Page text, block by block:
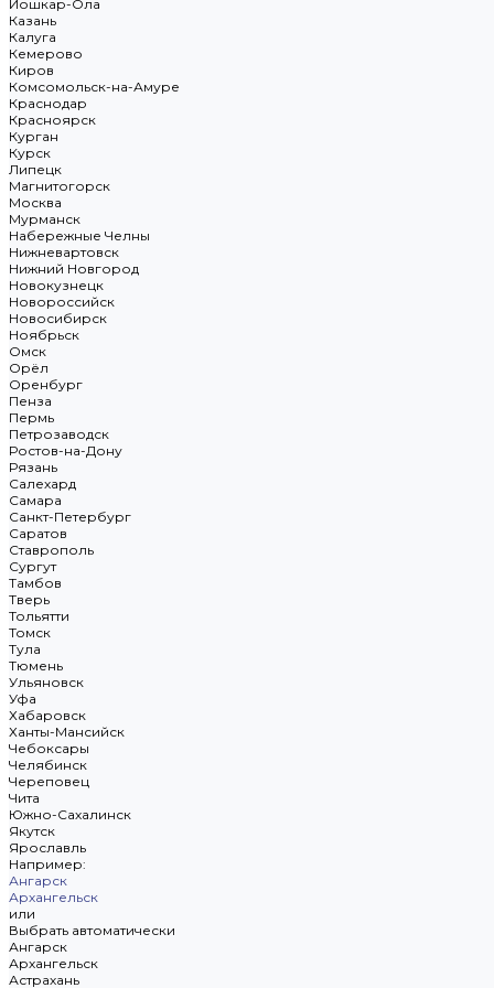
Йошкар-Ола
Казань
Калуга
Кемерово
Киров
Комсомольск-на-Амуре
Краснодар
Красноярск
Курган
Курск
Липецк
Магнитогорск
Москва
Мурманск
Набережные Челны
Нижневартовск
Нижний Новгород
Новокузнецк
Новороссийск
Новосибирск
Ноябрьск
Омск
Орёл
Оренбург
Пенза
Пермь
Петрозаводск
Ростов-на-Дону
Рязань
Салехард
Самара
Санкт-Петербург
Саратов
Ставрополь
Сургут
Тамбов
Тверь
Тольятти
Томск
Тула
Тюмень
Ульяновск
Уфа
Хабаровск
Ханты-Мансийск
Чебоксары
Челябинск
Череповец
Чита
Южно-Сахалинск
Якутск
Ярославль
Например:
Ангарск
Архангельск
или
Выбрать автоматически
Ангарск
Архангельск
Астрахань